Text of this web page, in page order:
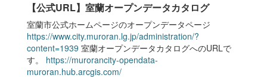
【公式URL】室蘭オープンデータカタログ
室蘭市公式ホームページのオープンデータページ
https://www.city.muroran.lg.jp/administration/?
content=1939 室蘭オープンデータカタログへのURLで
す。 https://murorancity-opendata-
muroran.hub.arcgis.com/